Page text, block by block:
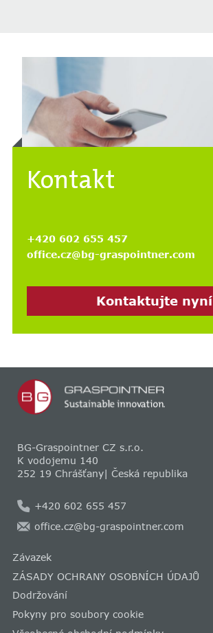
Kontakt
+420 602 655 457
office.cz@bg-graspointner.com
Kontaktujte nyní
BG-Graspointner CZ s.r.o.
K vodojemu 140
252 19 Chrášťany| Česká republika
+420 602 655 457
office.cz@bg-graspointner.com
Závazek
ZÁSADY OCHRANY OSOBNÍCH ÚDAJŮ
Dodržování
Pokyny pro soubory cookie